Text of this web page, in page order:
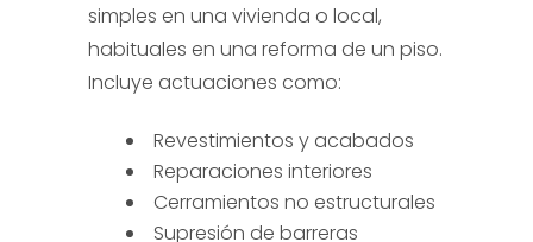
simples en una vivienda o local,
habituales en una reforma de un piso.
Incluye actuaciones como:
Revestimientos y acabados
Reparaciones interiores
Cerramientos no estructurales
Supresión de barreras